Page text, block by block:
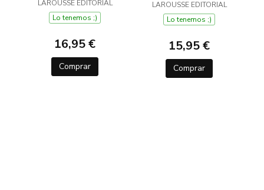
LAROUSSE
LAROUSSE EDITORIAL
Lo tenemos ;)
16,95 €
Comprar
/ ITALIANO-
SPAGNOLO
LAROUSSE EDITORIAL
Lo tenemos ;)
15,95 €
Comprar